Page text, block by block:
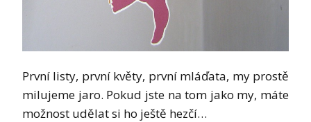
První listy, první květy, první mláďata, my prostě
milujeme jaro. Pokud jste na tom jako my, máte
možnost udělat si ho ještě hezčí…